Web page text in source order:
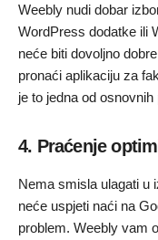
Weebly nudi dobar
WordPress dodatke ili
neće biti dovoljno
pronaći aplikaciju za
je to jedna od
4. Praćenje
Nema smisla ulagati u
neće uspjeti naći na
problem. Weebly vam